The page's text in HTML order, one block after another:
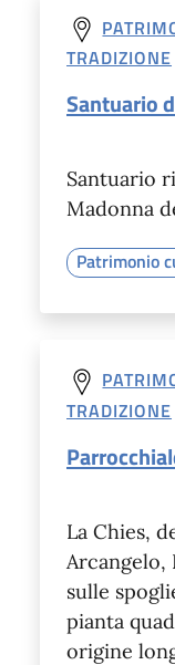
TRADIZIONE
Santuario
Santuario
Madonna
Patrimonio
TRADIZIONE
La Chies,
Arcangelo,
sulle
pianta
origine